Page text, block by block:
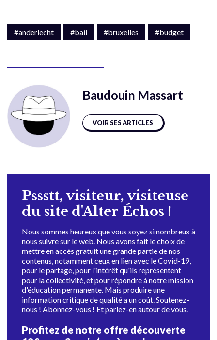
#anderlecht #bail #bruxelles #budget
Baudouin Massart
VOIR SES ARTICLES
Pssstt, visiteur, visiteuse
du site d'Alter Échos !
Nous sommes heureux que vous soyez si nombreux à
nous suivre sur le web. Nous avons fait le choix de
mettre en accès gratuit une grande partie de nos
contenus, notamment ceux en lien avec le Covid-19,
pour le partage, pour l'intérêt qu'ils représentent
pour la collectivité, et pour répondre à notre mission
d'éducation permanente. Mais produire une
information critique de qualité a un coût. Soutenez-
nous ! Abonnez-vous ! Et parlez-en autour de vous.
Profitez de notre offre découverte